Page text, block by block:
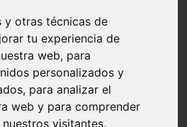
y otras técnicas de
tu experiencia de
web, para
personalizados y
para analizar el
web y para comprender
visitantes.